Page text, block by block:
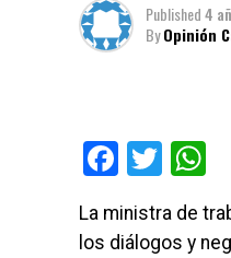
Published4
ByOpinión
La ministra de
los diálogos y